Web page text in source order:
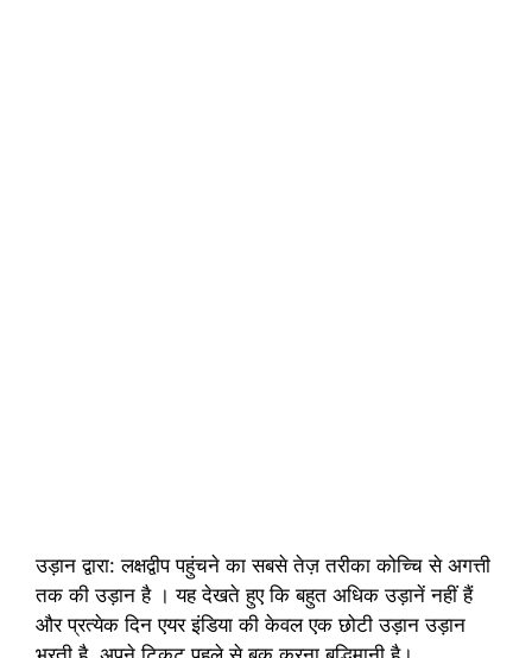
उड़ान द्वारा: लक्षद्वीप पहुंचने का सबसे तेज़ तरीका कोच्चि से अगत्ती
तक की उड़ान है । यह देखते हुए कि बहुत अधिक उड़ानें नहीं हैं
और प्रत्येक दिन एयर इंडिया की केवल एक छोटी उड़ान उड़ान